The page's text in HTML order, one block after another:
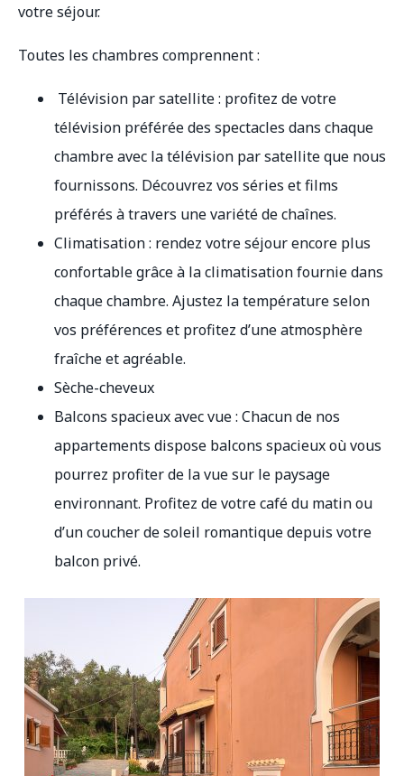
votre séjour.
Toutes les chambres comprennent :
Télévision par satellite : profitez de votre
télévision préférée des spectacles dans chaque
chambre avec la télévision par satellite que nous
fournissons. Découvrez vos séries et films
préférés à travers une variété de chaînes.
Climatisation : rendez votre séjour encore plus
confortable grâce à la climatisation fournie dans
chaque chambre. Ajustez la température selon
vos préférences et profitez d’une atmosphère
fraîche et agréable.
Sèche-cheveux
Balcons spacieux avec vue : Chacun de nos
appartements dispose balcons spacieux où vous
pourrez profiter de la vue sur le paysage
environnant. Profitez de votre café du matin ou
d’un coucher de soleil romantique depuis votre
balcon privé.